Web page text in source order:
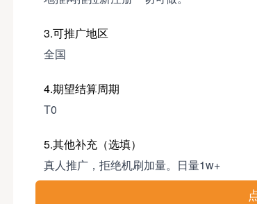
3.可推广地区
全国
4.期望结算周期
T0
5.其他补充（选填）
真人推广，拒绝机刷加量。日量1w+